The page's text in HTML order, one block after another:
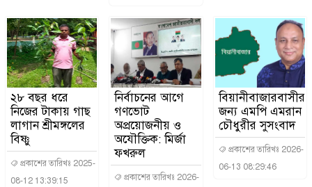
২৮ বছর ধরে
নিজের টাকায় গাছ
লাগান শ্রীমঙ্গলের
বিষ্ণু
প্রকাশের তারিখঃ 2025-
08-12 13:39:15
নির্বাচনের আগে
গণভোট
অপ্রয়োজনীয় ও
অযৌক্তিক: মির্জা
ফখরুল
প্রকাশের তারিখঃ 2026-
বিয়ানীবাজারবাসীর
জন্য এমপি এমরান
চৌধুরীর সুসংবাদ
প্রকাশের তারিখঃ 2026-
06-13 08:29:46